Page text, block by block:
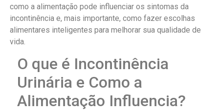
como a alimentação pode influenciar os sintomas da
incontinência e, mais importante, como fazer escolhas
alimentares inteligentes para melhorar sua qualidade de
vida.
O que é Incontinência
Urinária e Como a
Alimentação Influencia?